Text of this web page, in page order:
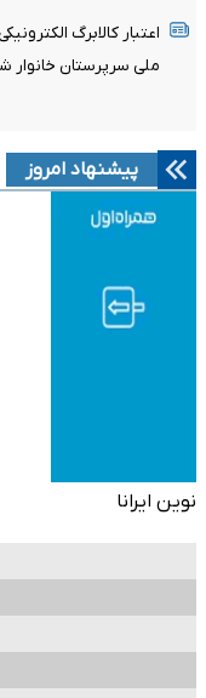
اعتبار کالابرگ
ملی سرپرستان خانوار
پیشنهاد امروز
نوین ایرانا